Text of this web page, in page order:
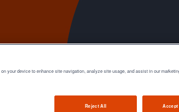
your device to enhance site navigation, analyze site usage, and assist in our
Reject All